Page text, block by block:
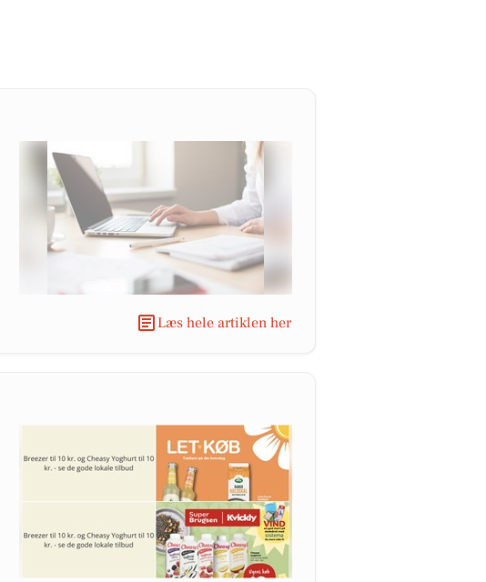
Læs hele artiklen her